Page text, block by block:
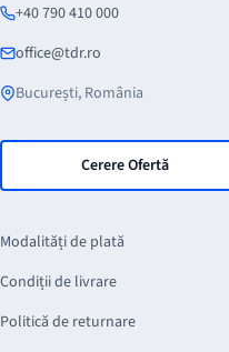
+40 790 410 000
office@tdr.ro
București, România
Cerere Ofertă
Modalități de plată
Condiții de livrare
Politică de returnare